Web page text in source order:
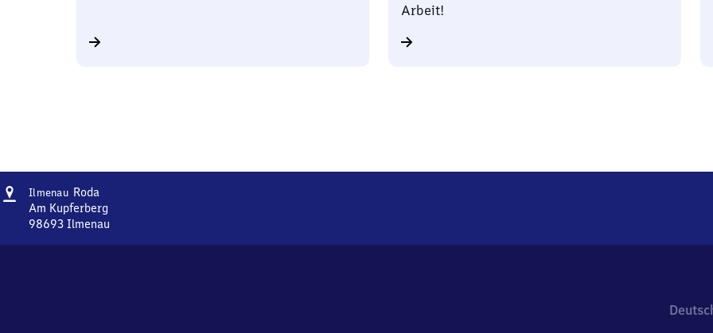
Arbeit!
Adresse
Ilmenau RodaIlmenau-
Roda
Am Kupferberg
98693 Ilmenau